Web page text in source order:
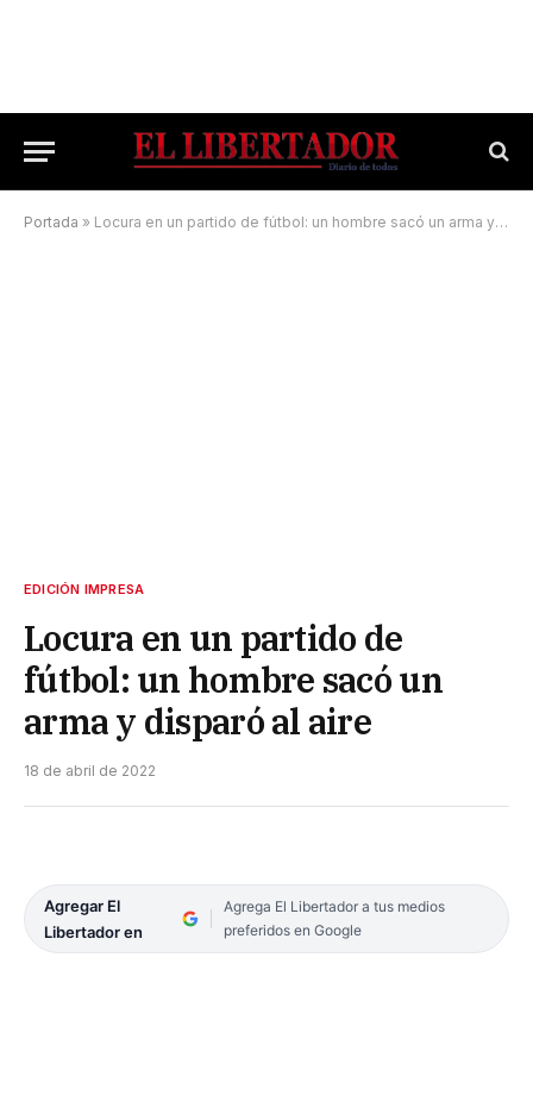
Portada » Locura en un partido de fútbol: un hombre sacó un arma y disparó al aire
EDICIÓN IMPRESA
Locura en un partido de
fútbol: un hombre sacó un
arma y disparó al aire
18 de abril de 2022
Agregar El
Libertador en
Agrega El Libertador a tus medios
preferidos en Google